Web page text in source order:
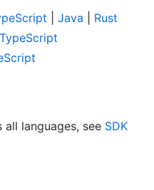
Java
Rust
TypeScript
languages, see SDK